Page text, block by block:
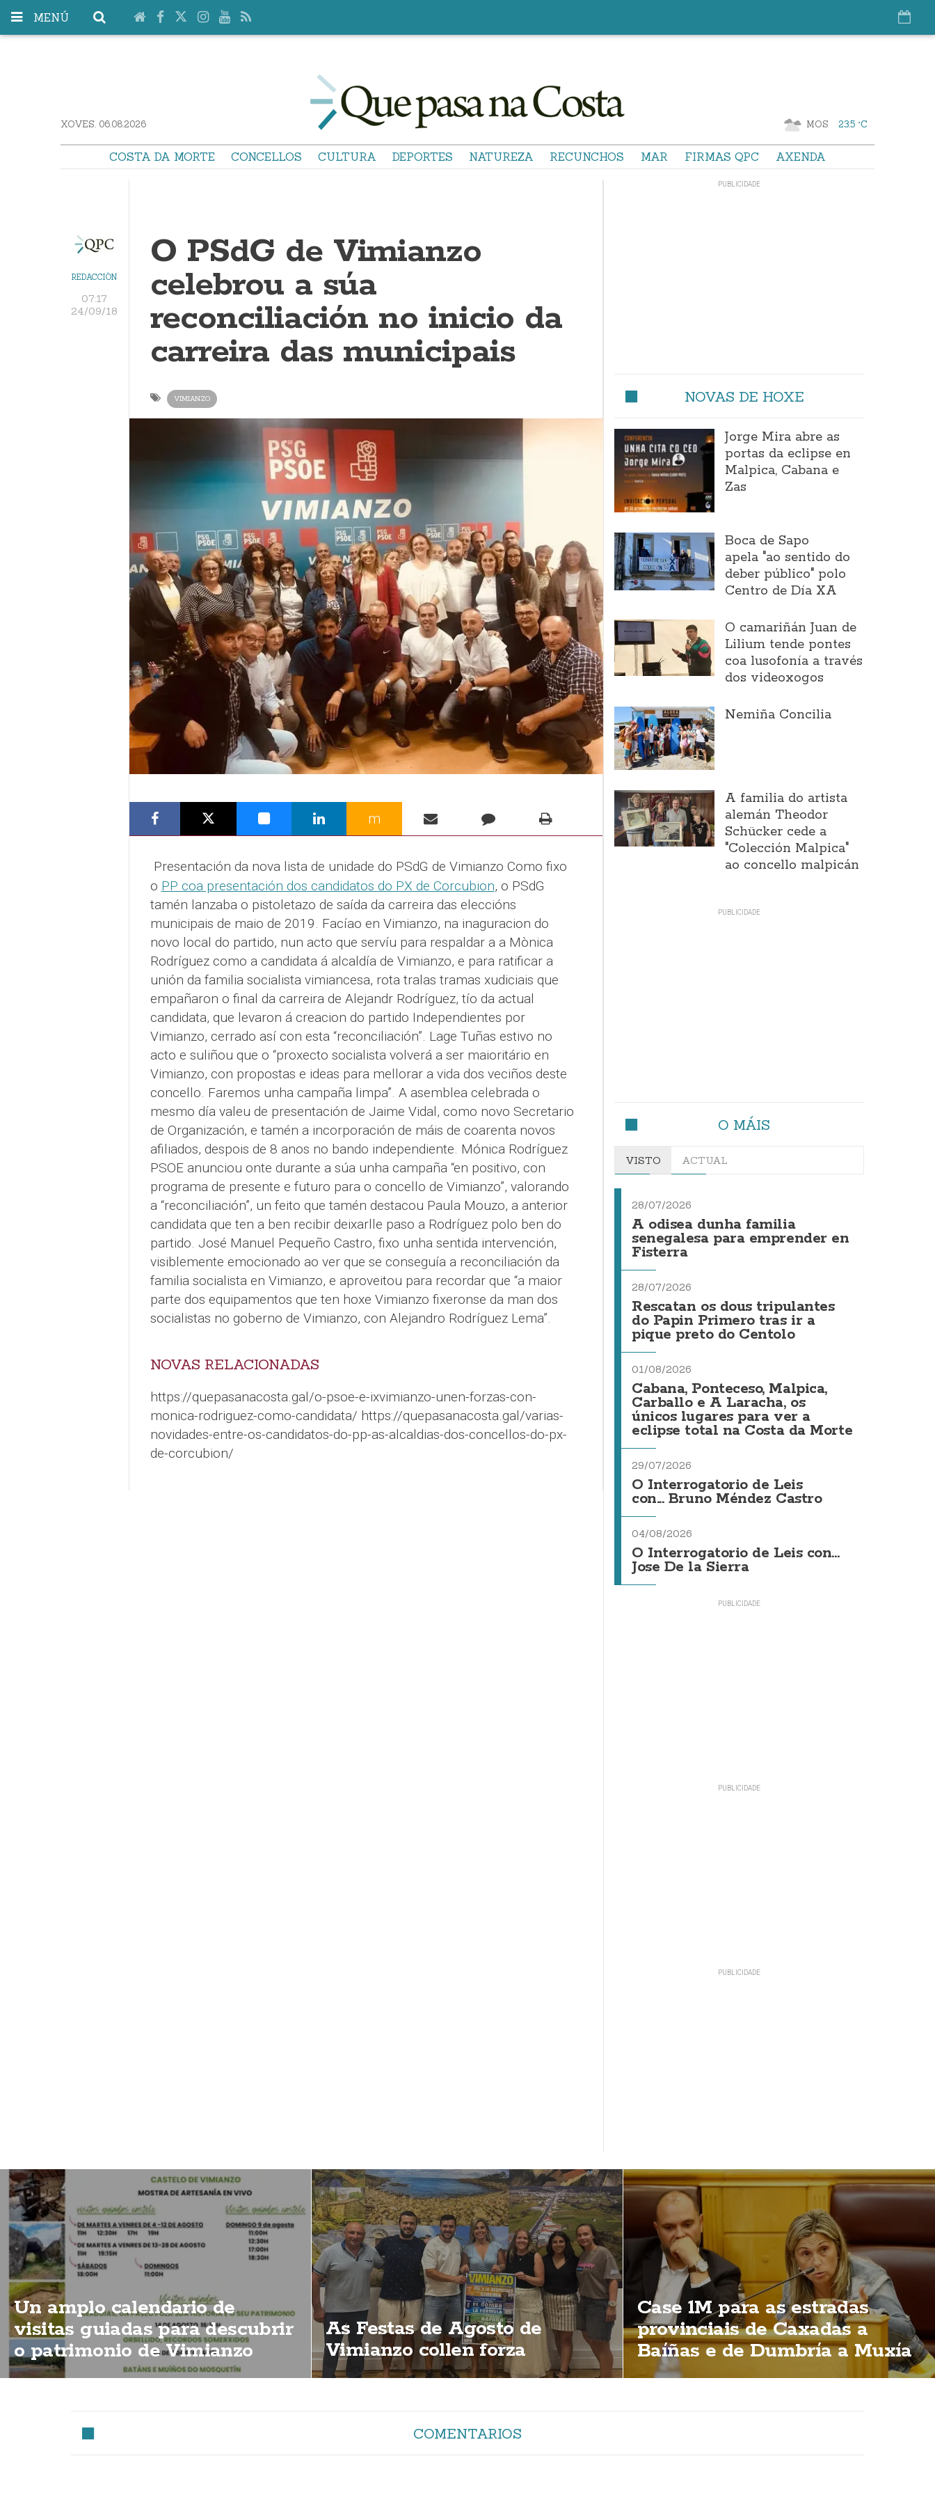
MENÚ
XOVES. 06.08.2026 MOS 23.5 °C
COSTA DA MORTE CONCELLOS CULTURA DEPORTES NATUREZA RECUNCHOS MAR FIRMAS QPC AXENDA
REDACCIÓN
07:17
24/09/18
O PSdG de Vimianzo
celebrou a súa
reconciliación no inicio da
carreira das municipais
VIMIANZO
m
Presentación da nova lista de unidade do PSdG de Vimianzo Como fixo
o PP coa presentación dos candidatos do PX de Corcubion, o PSdG
tamén lanzaba o pistoletazo de saída da carreira das eleccións
municipais de maio de 2019. Facíao en Vimianzo, na inaguracion do
novo local do partido, nun acto que servíu para respaldar a a Mònica
Rodríguez como a candidata á alcaldía de Vimianzo, e para ratificar a
unión da familia socialista vimiancesa, rota tralas tramas xudiciais que
empañaron o final da carreira de Alejandr Rodríguez, tío da actual
candidata, que levaron á creacion do partido Independientes por
Vimianzo, cerrado así con esta “reconciliación”. Lage Tuñas estivo no
acto e suliñou que o “proxecto socialista volverá a ser maioritário en
Vimianzo, con propostas e ideas para mellorar a vida dos veciños deste
concello. Faremos unha campaña limpa”. A asemblea celebrada o
mesmo día valeu de presentación de Jaime Vidal, como novo Secretario
de Organización, e tamén a incorporación de máis de coarenta novos
afiliados, despois de 8 anos no bando independiente. Mónica Rodríguez
PSOE anunciou onte durante a súa unha campaña “en positivo, con
programa de presente e futuro para o concello de Vimianzo”, valorando
a “reconciliación”, un feito que tamén destacou Paula Mouzo, a anterior
candidata que ten a ben recibir deixarlle paso a Rodríguez polo ben do
partido. José Manuel Pequeño Castro, fixo unha sentida intervención,
visiblemente emocionado ao ver que se conseguía a reconciliación da
familia socialista en Vimianzo, e aproveitou para recordar que “a maior
parte dos equipamentos que ten hoxe Vimianzo fixeronse da man dos
socialistas no goberno de Vimianzo, con Alejandro Rodríguez Lema”.
NOVAS RELACIONADAS
https://quepasanacosta.gal/o-psoe-e-ixvimianzo-unen-forzas-con-
monica-rodriguez-como-candidata/ https://quepasanacosta.gal/varias-
novidades-entre-os-candidatos-do-pp-as-alcaldias-dos-concellos-do-px-
de-corcubion/
NOVAS DE HOXE
Jorge Mira abre as
portas da eclipse en
Malpica, Cabana e
Zas
Boca de Sapo
apela "ao sentido do
deber público" polo
Centro de Día XA
O camariñán Juan de
Lilium tende pontes
coa lusofonía a través
dos videoxogos
Nemiña Concilia
A familia do artista
alemán Theodor
Schücker cede a
"Colección Malpica"
ao concello malpicán
O MÁIS
VISTO ACTUAL
28/07/2026
A odisea dunha familia
senegalesa para emprender en
Fisterra
28/07/2026
Rescatan os dous tripulantes
do Papin Primero tras ir a
pique preto do Centolo
01/08/2026
Cabana, Ponteceso, Malpica,
Carballo e A Laracha, os
únicos lugares para ver a
eclipse total na Costa da Morte
29/07/2026
O Interrogatorio de Leis
con... Bruno Méndez Castro
04/08/2026
O Interrogatorio de Leis con...
Jose De la Sierra
Un amplo calendario de
visitas guiadas para descubrir
o patrimonio de Vimianzo
As Festas de Agosto de
Vimianzo collen forza
Case 1M para as estradas
provinciais de Caxadas a
Baíñas e de Dumbría a Muxía
COMENTARIOS